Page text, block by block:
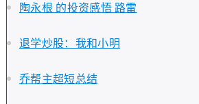
陶永根 的投资感悟 路雷
退学炒股：我和小明
乔帮主超短总结